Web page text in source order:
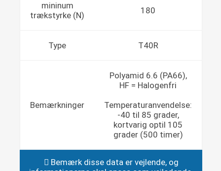
mininum
trækstyrke (N)
180
Type T40R
Bemærkninger
Polyamid 6.6 (PA66),
HF = Halogenfri
Temperaturanvendelse:
-40 til 85 grader,
kortvarig optil 105
grader (500 timer)
Bemærk disse data er vejlende, og